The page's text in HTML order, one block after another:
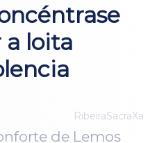
a loita
RibeiraSacraXa
de Lemos